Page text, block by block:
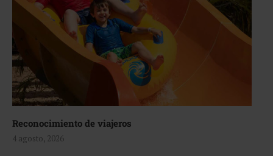
Reconocimiento de viajeros
4 agosto, 2026